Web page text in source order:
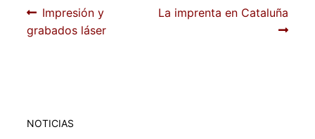
Navegación
de
Anterior:
Impresión y
grabados láser
Siguiente:
La imprenta en Cataluña
NOTICIAS